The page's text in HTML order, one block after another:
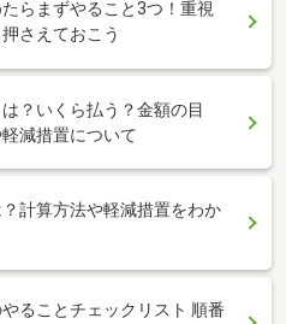
らまずやること3つ！重視
さえておこう
？いくら払う？金額の目
減措置について
計算方法や軽減措置をわか
ることチェックリスト 順番